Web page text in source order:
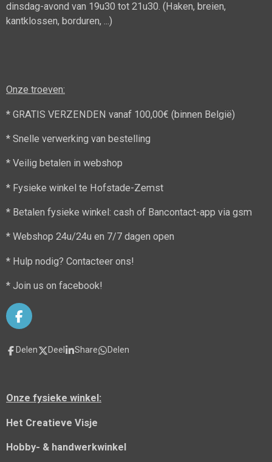
dinsdag-avond van 19u30 tot 21u30. (Haken, breien,
kantklossen, borduren, ...)
Onze troeven:
* GRATIS VERZENDEN vanaf 100,00€ (binnen België)
* Snelle verwerking van bestelling
* Veilig betalen in webshop
* Fysieke winkel te Hofstade-Zemst
* Betalen fysieke winkel: cash of Bancontact-app via gsm
* Webshop 24u/24u en 7/7 dagen open
* Hulp nodig? Contacteer ons!
* Join us on facebook!
F
a
c
e
k
Delen Deel Share Delen
Onze fysieke winkel:
Het Creatieve Visje
Hobby- & handwerkwinkel